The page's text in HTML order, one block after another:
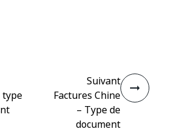
type
Suivant
Factures Chine
– Type de
document